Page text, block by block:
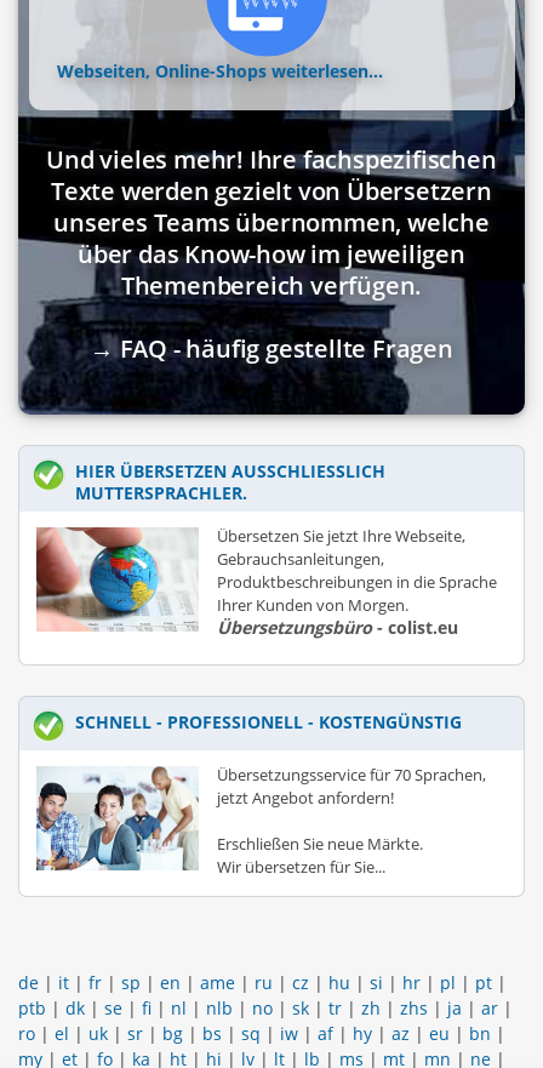
Webseiten, Online-Shops weiterlesen...
Und vieles mehr! Ihre fachspezifischen
Texte werden gezielt von Übersetzern
unseres Teams übernommen, welche
über das Know-how im jeweiligen
Themenbereich verfügen.
→ FAQ - häufig gestellte Fragen
HIER ÜBERSETZEN AUSSCHLIESSLICH M
UTTERSPRACHLER.
Übersetzen Sie jetzt Ihre Webseite,
Gebrauchsanleitungen,
Produktbeschreibungen in die Sprache
Ihrer Kunden von Morgen.
Übersetzungsbüro- colist.eu
SCHNELL - PROFESSIONELL - KOSTENGÜNSTIG
Übersetzungsservice für 70 Sprachen,
jetzt Angebot anfordern!
Erschließen Sie neue Märkte.
Wir übersetzen für Sie...
de | it | fr | sp | en | ame | ru | cz | hu | si | hr | pl | pt |
ptb | dk | se | fi | nl | nlb | no | sk | tr | zh | zhs | ja | ar |
ro | el | uk | sr | bg | bs | sq | iw | af| hy | az | eu | bn |
my | et | fo | ka | ht | hi | lv | lt | lb | ms | mt | mn | ne |